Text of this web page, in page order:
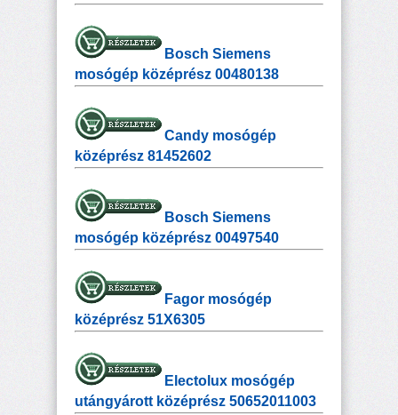
Bosch Siemens
mosógép középrész 00480138
Candy mosógép
középrész 81452602
Bosch Siemens
mosógép középrész 00497540
Fagor mosógép
középrész 51X6305
Electolux mosógép
utángyárott középrész 50652011003